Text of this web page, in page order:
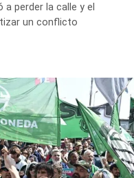
perder la calle y el
un conflicto